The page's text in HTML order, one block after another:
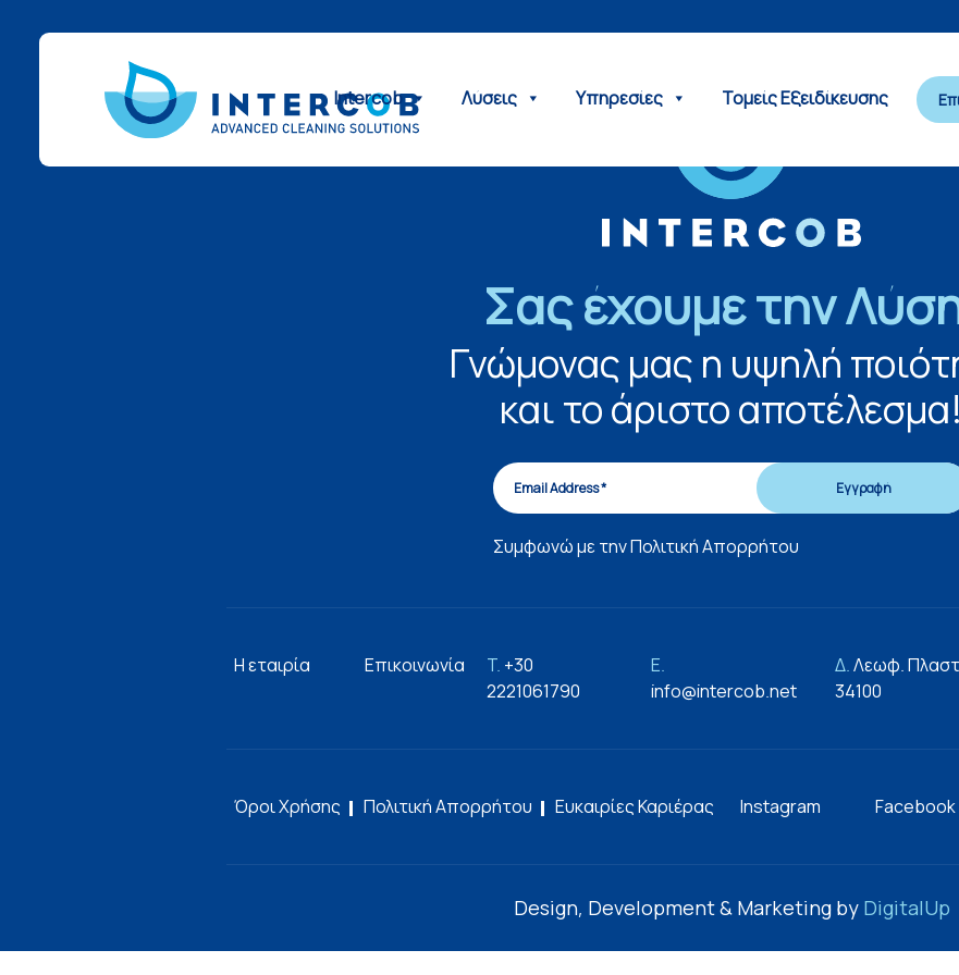
Intercob Λύσεις Υπηρεσίες Τομείς Εξειδίκευσης
Σας έχουμε την
Γνώμονας μας η υψηλή
και το άριστο αποτέλεσμα!
Συμφωνώ με τηνΠολιτική Απορρήτου
Η εταιρία Επικοινωνία T. +30
2221061790
E.
info@intercob.net
Δ.Λεωφ.
34100
Όροι Χρήσης Πολιτική Απορρήτου Ευκαιρίες Καριέρας Instagram Facebook
Design, Development & Marketing by DigitalUp